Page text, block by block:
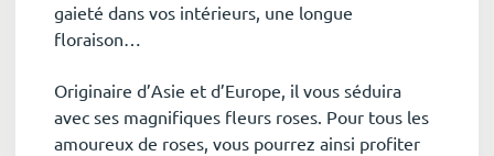
gaieté dans vos intérieurs, une longue
floraison…
Originaire d’Asie et d’Europe, il vous séduira
avec ses magnifiques fleurs roses. Pour tous les
amoureux de roses, vous pourrez ainsi profiter